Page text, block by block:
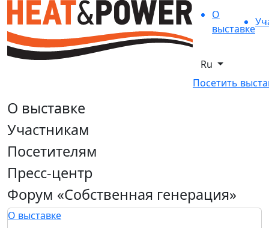
О
выставке
Ru
Посетить
О выставке
Участникам
Посетителям
Пресс-центр
Форум «Собственная генерация»
О выставке